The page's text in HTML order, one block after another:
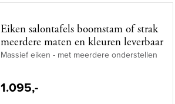
Eiken salontafels boomstam of strak
meerdere maten en kleuren leverbaar
Massief eiken - met meerdere onderstellen
1.095,-